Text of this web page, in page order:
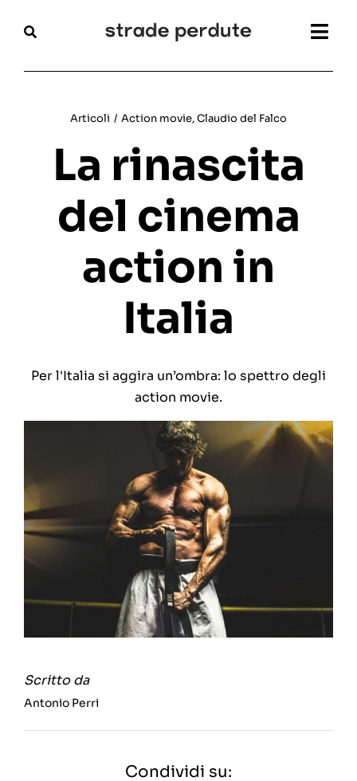
Recensioni
Interviste
Articoli / Action movie,Claudio del Falco
La rinascita
del cinema
action in
Italia
Per l'Italia si aggira un’ombra: lo spettro degli
action movie.
Scritto da
Antonio Perri
Condividi su: